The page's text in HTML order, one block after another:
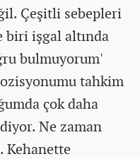
Çeşitli sebepleri
biri işgal altında
bulmuyorum'
tahkim
çok daha
Ne zaman
Kehanette